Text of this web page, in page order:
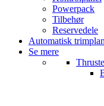
Powerpack
Tilbehør
Reservedele
Automatisk
Se mere